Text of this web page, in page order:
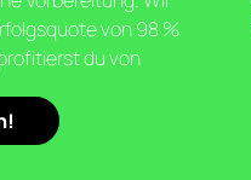
von 98 %
du von